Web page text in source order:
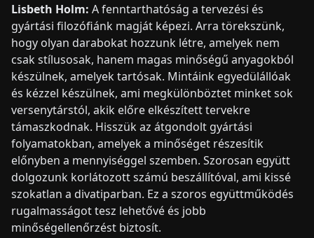
Lisbeth Holm: A fenntarthatóság a tervezési és
gyártási filozófiánk magját képezi. Arra törekszünk,
hogy olyan darabokat hozzunk létre, amelyek nem
csak stílusosak, hanem magas minőségű anyagokból
készülnek, amelyek tartósak. Mintáink egyedülállóak
és kézzel készülnek, ami megkülönböztet minket sok
versenytárstól, akik előre elkészített tervekre
támaszkodnak. Hisszük az átgondolt gyártási
folyamatokban, amelyek a minőséget részesítik
előnyben a mennyiséggel szemben. Szorosan együtt
dolgozunk korlátozott számú beszállítóval, ami kissé
szokatlan a divatiparban. Ez a szoros együttműködés
rugalmasságot tesz lehetővé és jobb
minőségellenőrzést biztosít.